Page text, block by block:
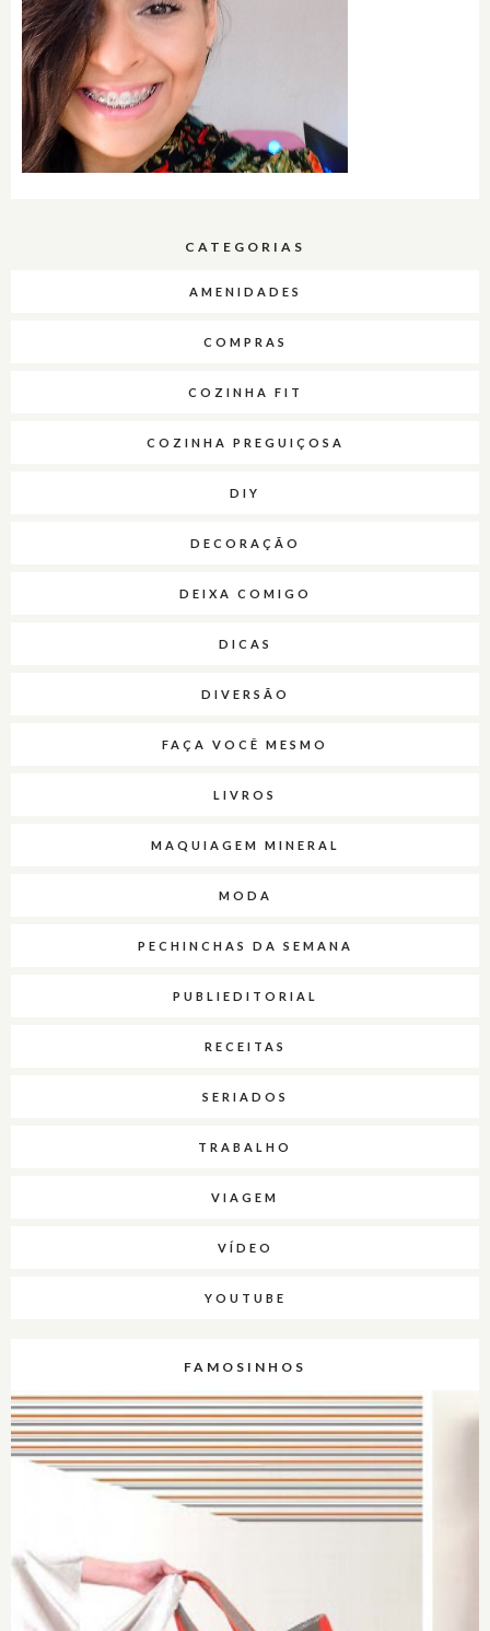
CATEGORIAS
AMENIDADES
COMPRAS
COZINHA FIT
COZINHA PREGUIÇOSA
DIY
DECORAÇÃO
DEIXA COMIGO
DICAS
DIVERSÃO
FAÇA VOCÊ MESMO
LIVROS
MAQUIAGEM MINERAL
MODA
PECHINCHAS DA SEMANA
PUBLIEDITORIAL
RECEITAS
SERIADOS
TRABALHO
VIAGEM
VÍDEO
YOUTUBE
FAMOSINHOS